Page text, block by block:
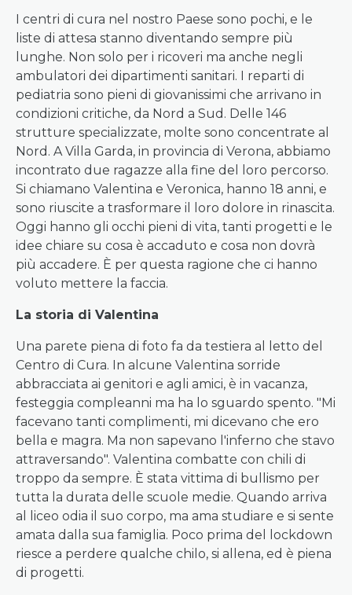
I centri di cura nel nostro Paese sono pochi, e le
liste di attesa stanno diventando sempre più
lunghe. Non solo per i ricoveri ma anche negli
ambulatori dei dipartimenti sanitari. I reparti di
pediatria sono pieni di giovanissimi che arrivano in
condizioni critiche, da Nord a Sud. Delle 146
strutture specializzate, molte sono concentrate al
Nord. A Villa Garda, in provincia di Verona, abbiamo
incontrato due ragazze alla fine del loro percorso.
Si chiamano Valentina e Veronica, hanno 18 anni, e
sono riuscite a trasformare il loro dolore in rinascita.
Oggi hanno gli occhi pieni di vita, tanti progetti e le
idee chiare su cosa è accaduto e cosa non dovrà
più accadere. È per questa ragione che ci hanno
voluto mettere la faccia.
La storia di Valentina
Una parete piena di foto fa da testiera al letto del
Centro di Cura. In alcune Valentina sorride
abbracciata ai genitori e agli amici, è in vacanza,
festeggia compleanni ma ha lo sguardo spento. "Mi
facevano tanti complimenti, mi dicevano che ero
bella e magra. Ma non sapevano l'inferno che stavo
attraversando". Valentina combatte con chili di
troppo da sempre. È stata vittima di bullismo per
tutta la durata delle scuole medie. Quando arriva
al liceo odia il suo corpo, ma ama studiare e si sente
amata dalla sua famiglia. Poco prima del lockdown
riesce a perdere qualche chilo, si allena, ed è piena
di progetti.